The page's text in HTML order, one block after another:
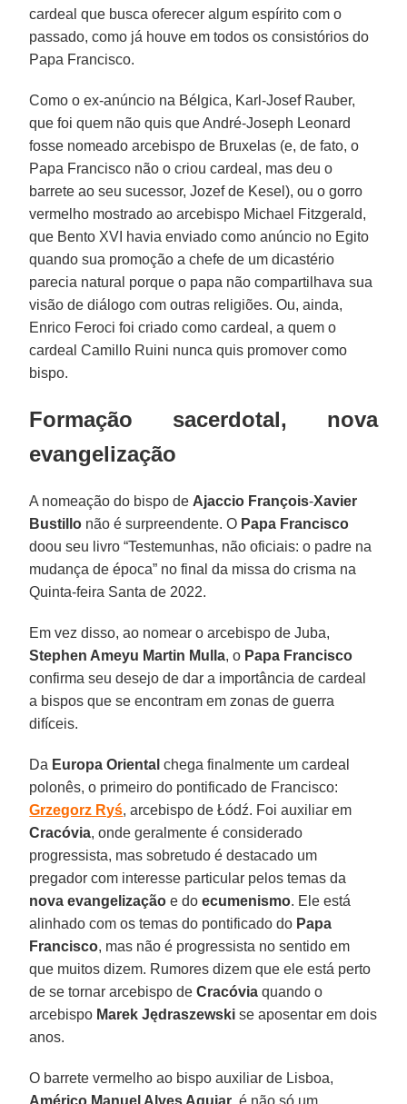
cardeal que busca oferecer algum espírito com o
passado, como já houve em todos os consistórios do
Papa Francisco.
Como o ex-anúncio na Bélgica, Karl-Josef Rauber,
que foi quem não quis que André-Joseph Leonard
fosse nomeado arcebispo de Bruxelas (e, de fato, o
Papa Francisco não o criou cardeal, mas deu o
barrete ao seu sucessor, Jozef de Kesel), ou o gorro
vermelho mostrado ao arcebispo Michael Fitzgerald,
que Bento XVI havia enviado como anúncio no Egito
quando sua promoção a chefe de um dicastério
parecia natural porque o papa não compartilhava sua
visão de diálogo com outras religiões. Ou, ainda,
Enrico Feroci foi criado como cardeal, a quem o
cardeal Camillo Ruini nunca quis promover como
bispo.
Formação sacerdotal, nova
evangelização
A nomeação do bispo de Ajaccio François-Xavier
Bustillo não é surpreendente. O Papa Francisco
doou seu livro “Testemunhas, não oficiais: o padre na
mudança de época” no final da missa do crisma na
Quinta-feira Santa de 2022.
Em vez disso, ao nomear o arcebispo de Juba,
Stephen Ameyu Martin Mulla, o Papa Francisco
confirma seu desejo de dar a importância de cardeal
a bispos que se encontram em zonas de guerra
difíceis.
Da Europa Oriental chega finalmente um cardeal
polonês, o primeiro do pontificado de Francisco:
Grzegorz Ryś, arcebispo de Łódź. Foi auxiliar em
Cracóvia, onde geralmente é considerado
progressista, mas sobretudo é destacado um
pregador com interesse particular pelos temas da
nova evangelização e doecumenismo. Ele está
alinhado com os temas do pontificado do Papa
Francisco, mas não é progressista no sentido em
que muitos dizem. Rumores dizem que ele está perto
de se tornar arcebispo deCracóvia quando o
arcebispo Marek Jędraszewski se aposentar em dois
anos.
O barrete vermelho ao bispo auxiliar de Lisboa,
Américo Manuel Alves Aguiar , é não só um